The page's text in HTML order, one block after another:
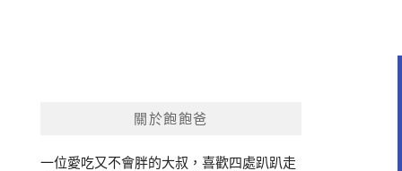
關於飽飽爸
一位愛吃又不會胖的大叔，喜歡四處趴趴走